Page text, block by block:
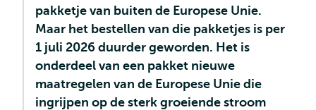
pakketje van buiten de Europese Unie.
Maar het bestellen van die pakketjes is per
1 juli 2026 duurder geworden. Het is
onderdeel van een pakket nieuwe
maatregelen van de Europese Unie die
ingrijpen op de sterk groeiende stroom